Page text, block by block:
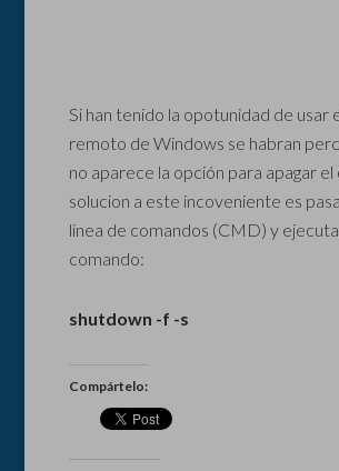
Si han tenido la opotunidad de usar
remoto de Windows se habran
no aparece la opción para apagar el
solucion a este incoveniente es
linea de comandos (CMD) y
comando:
shutdown -f -s
Compártelo: